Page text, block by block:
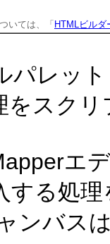
いては、「 HTMLビルダ
パレッ
をスク
エ
する処
ンバス